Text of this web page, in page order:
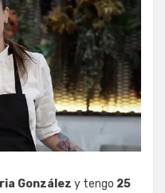
González y tengo 25